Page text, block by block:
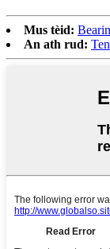
Mus tèid:
An ath rud: